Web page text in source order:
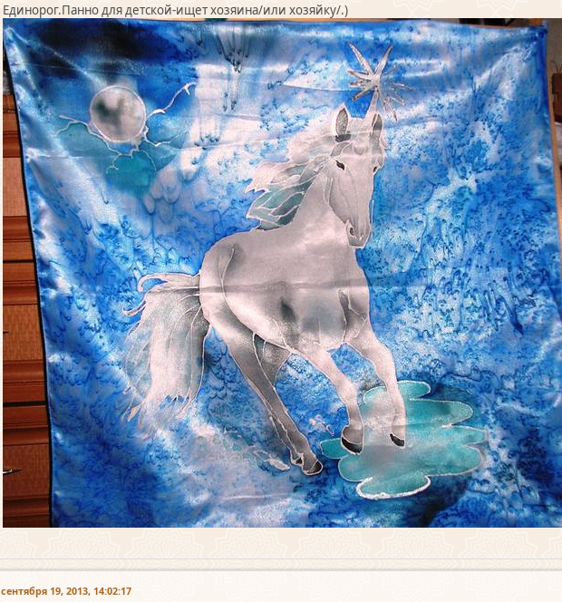
Единорог.Панно для детской-ищет хозяина/или хозяйку/.)
сентября 19, 2013, 14:02:17